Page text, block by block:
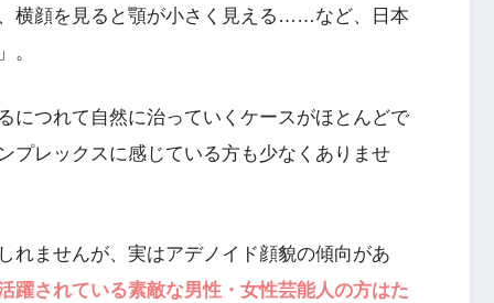
横顔を見ると顎が小さく見える……など、日本
。
につれて自然に治っていくケースがほとんどで
プレックスに感じている方も少なくありませ
れませんが、実はアデノイド顔貌の傾向があ
躍されている素敵な男性・女性芸能人の方はた